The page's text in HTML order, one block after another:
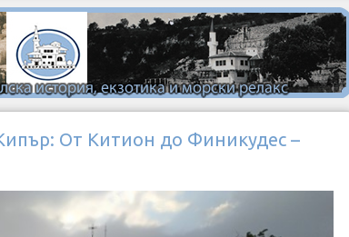
От Китион до Финикудес –